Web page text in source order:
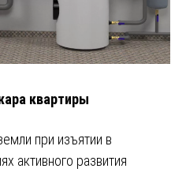
квартиры
при изъятии в
активного развития